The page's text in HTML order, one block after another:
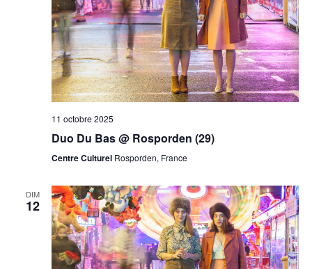
11 octobre 2025
Duo Du Bas @ Rosporden (29)
Centre Culturel Rosporden, France
DIM
12